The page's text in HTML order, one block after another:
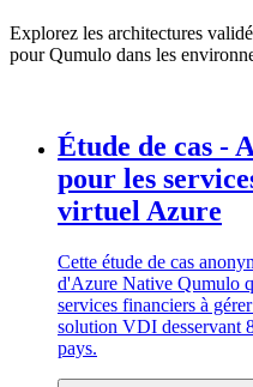
Explorez les architectures
pour Qumulo dans les
Étude de cas -
pour les
virtuel Azure
Cette étude de cas
d'Azure Native Qumulo
services financiers à
solution VDI desservant
pays.